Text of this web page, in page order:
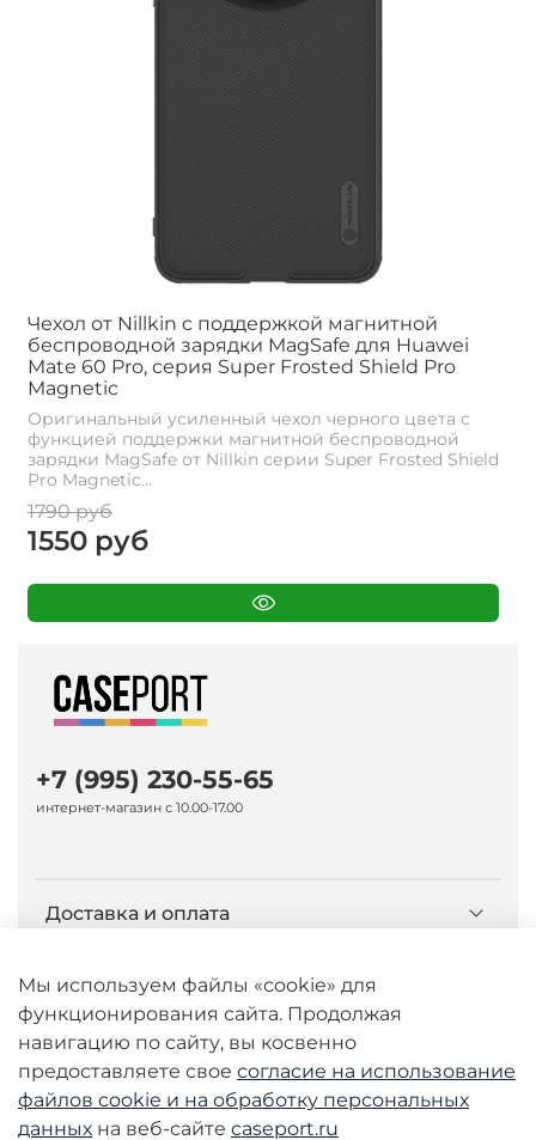
Чехол от Nillkin c поддержкой магнитной
беспроводной зарядки MagSafe для Huawei
Mate 60 Pro, серия Super Frosted Shield Pro
Magnetic
Оригинальный усиленный чехол черного цвета с
функцией поддержки магнитной беспроводной
зарядки MagSafe от Nillkin серии Super Frosted Shield
Pro Magnetic...
1790 руб
1550 руб
Доставка и оплата
О компании Caseport
Бренд Nillkin
+7 (995) 230-55-65
интернет-магазин с 10.00-17.00
Мы используем файлы «cookie» для
функционирования сайта. Продолжая
навигацию по сайту, вы косвенно
предоставляете свое согласие на использование
файлов cookie и на обработку персональных
данных на веб-сайте caseport.ru